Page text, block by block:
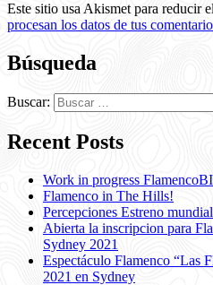
Este sitio usa Akismet para reducir
procesan los datos de tus
Búsqueda
Buscar:
Recent Posts
Work in progress
Flamenco in The Hills!
Percepciones Estreno mundial
Abierta la inscripcion para
Sydney 2021
Espectáculo Flamenco “Las
2021 en Sydney